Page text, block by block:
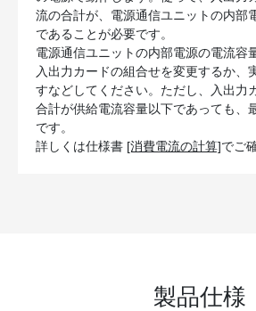
流の合計が、電源通信ユニットの内部
であることが必要です。
電源通信ユニットの内部電源の電流容
入出力カードの組合せを変更するか、
すなどしてください。ただし、入出力
合計が供給電流容量以下であっても、
です。
詳しくは仕様書 [消費電流の計算]でご
製品仕様